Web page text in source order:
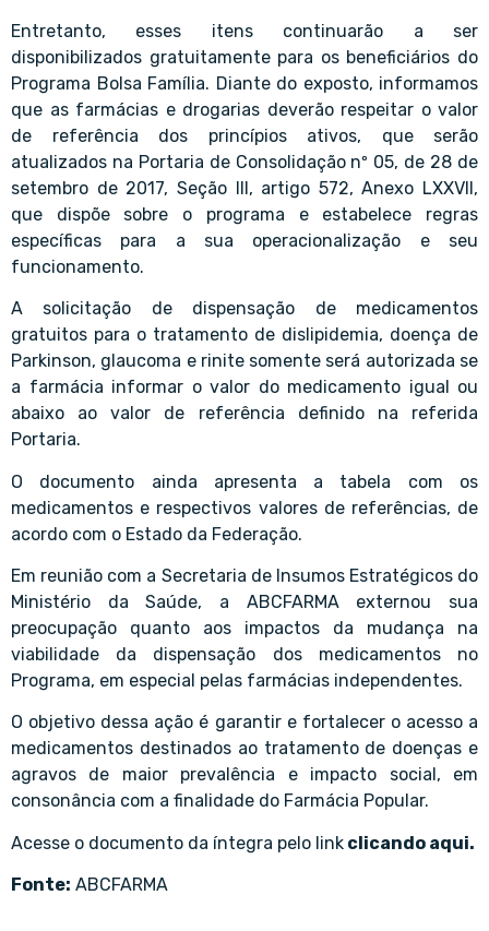
Entretanto, esses itens continuarão a ser
disponibilizados gratuitamente para os beneficiários do
Programa Bolsa Família. Diante do exposto, informamos
que as farmácias e drogarias deverão respeitar o valor
de referência dos princípios ativos, que serão
atualizados na Portaria de Consolidação nº 05, de 28 de
setembro de 2017, Seção III, artigo 572, Anexo LXXVII,
que dispõe sobre o programa e estabelece regras
específicas para a sua operacionalização e seu
funcionamento.
A solicitação de dispensação de medicamentos
gratuitos para o tratamento de dislipidemia, doença de
Parkinson, glaucoma e rinite somente será autorizada se
a farmácia informar o valor do medicamento igual ou
abaixo ao valor de referência definido na referida
Portaria.
O documento ainda apresenta a tabela com os
medicamentos e respectivos valores de referências, de
acordo com o Estado da Federação.
Em reunião com a Secretaria de Insumos Estratégicos do
Ministério da Saúde, a ABCFARMA externou sua
preocupação quanto aos impactos da mudança na
viabilidade da dispensação dos medicamentos no
Programa, em especial pelas farmácias independentes.
O objetivo dessa ação é garantir e fortalecer o acesso a
medicamentos destinados ao tratamento de doenças e
agravos de maior prevalência e impacto social, em
consonância com a finalidade do Farmácia Popular.
Acesse o documento da íntegra pelo link clicando aqui.
Fonte: ABCFARMA